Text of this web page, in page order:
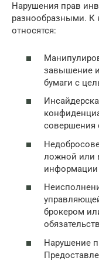
Нарушения прав
разнообразными. К
относятся:
завышение
бумаги с
совершения
ложной или
информации
брокером
Нарушение